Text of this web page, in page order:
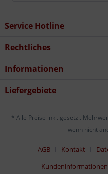
Service Hotline
Rechtliches
Informationen
Liefergebiete
* Alle Preise inkl. gesetzl.
wenn nicht
AGB Kontakt
Kundeninformationen